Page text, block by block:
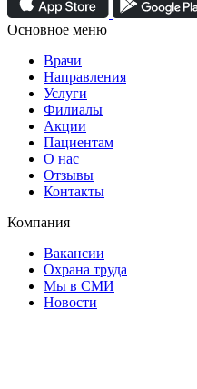
Основное меню
Врачи
Направления
Услуги
Филиалы
Акции
Пациентам
О нас
Отзывы
Контакты
Компания
Вакансии
Охрана труда
Мы в СМИ
Новости